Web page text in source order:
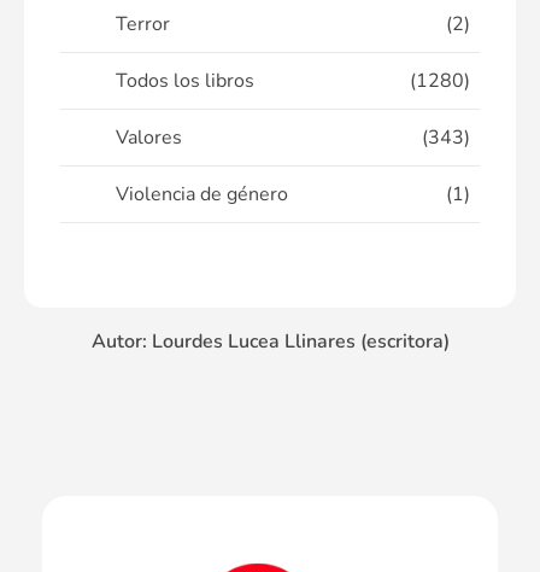
Terror (2)
Todos los libros (1280)
Valores (343)
Violencia de género (1)
Autor: Lourdes Lucea Llinares (escritora)